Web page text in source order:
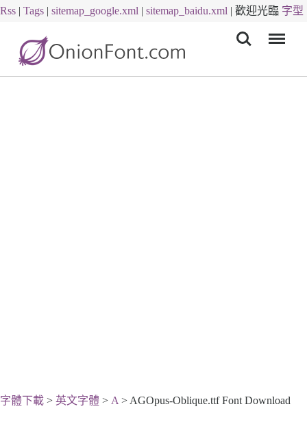
Rss | Tags | sitemap_google.xml | sitemap_baidu.xml | 歡迎光臨 字型
字體下載 > 英文字體 > A > AGOpus-Oblique.ttf Font Download